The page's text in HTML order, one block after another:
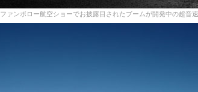
ファンボロー航空ショーでお披露目されたブームが開発中の超音